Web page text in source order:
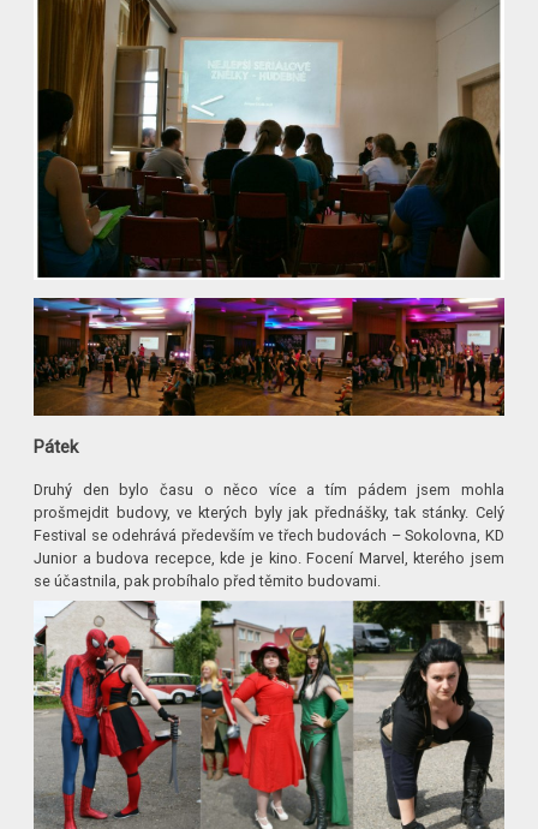
Pátek
Druhý den bylo času o něco více a tím pádem jsem mohla
prošmejdit budovy, ve kterých byly jak přednášky, tak stánky. Celý
Festival se odehrává především ve třech budovách – Sokolovna, KD
Junior a budova recepce, kde je kino. Focení Marvel, kterého jsem
se účastnila, pak probíhalo před těmito budovami.